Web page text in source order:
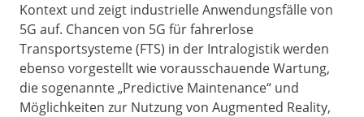
Kontext und zeigt industrielle Anwendungsfälle von
5G auf. Chancen von 5G für fahrerlose
Transportsysteme (FTS) in der Intralogistik werden
ebenso vorgestellt wie vorausschauende Wartung,
die sogenannte „Predictive Maintenance“ und
Möglichkeiten zur Nutzung von Augmented Reality,